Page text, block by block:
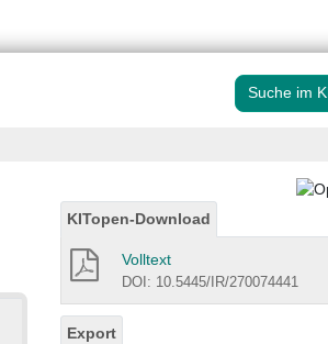
Suche im
KITopen-Download
Volltext
DOI: 10.5445/IR/270074441
Export